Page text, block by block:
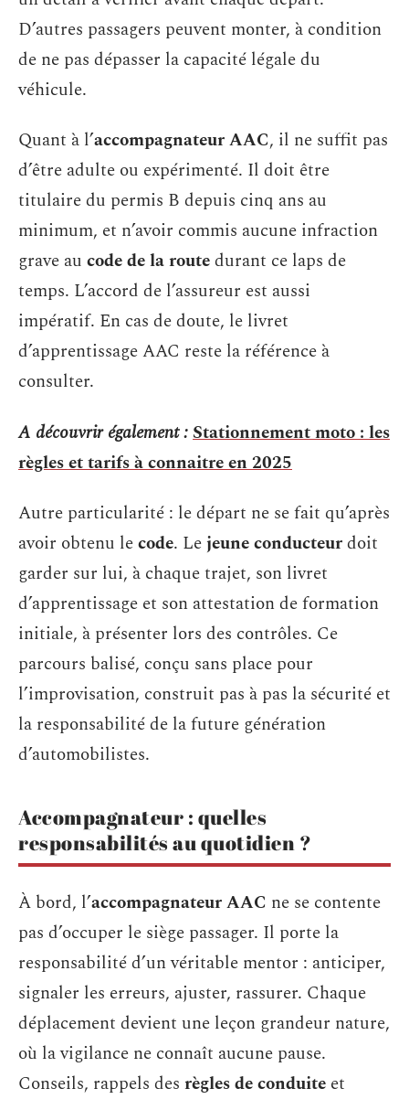
D’autres passagers peuvent monter, à condition
de ne pas dépasser la capacité légale du
véhicule.
Quant à l’accompagnateur AAC, il ne suffit pas
d’être adulte ou expérimenté. Il doit être
titulaire du permis B depuis cinq ans au
minimum, et n’avoir commis aucune infraction
grave au code de la routedurant ce laps de
temps. L’accord de l’assureur est aussi
impératif. En cas de doute, le livret
d’apprentissage AAC reste la référence à
consulter.
A découvrir également :Stationnement moto : les
règles et tarifs à connaitre en 2025
Autre particularité : le départ ne se fait qu’après
avoir obtenu lecode. Lejeune conducteurdoit
garder sur lui, à chaque trajet, son livret
d’apprentissage et son attestation de formation
initiale, à présenter lors des contrôles. Ce
parcours balisé, conçu sans place pour
l’improvisation, construit pas à pas la sécurité et
la responsabilité de la future génération
d’automobilistes.
Accompagnateur : quelles
responsabilités au quotidien ?
À bord, l’accompagnateur AAC ne se contente
pas d’occuper le siège passager. Il porte la
responsabilité d’un véritable mentor : anticiper,
signaler les erreurs, ajuster, rassurer. Chaque
déplacement devient une leçon grandeur nature,
où la vigilance ne connaît aucune pause.
Conseils, rappels des règles de conduite et